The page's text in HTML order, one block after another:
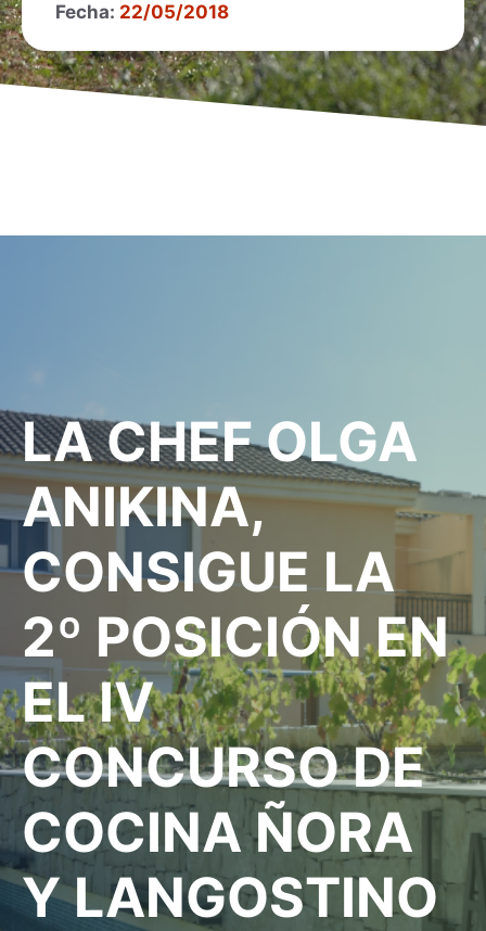
Fecha: 22/05/2018
LA CHEF OLGA
ANIKINA,
CONSIGUE LA
2º POSICIÓN EN
EL IV
CONCURSO DE
COCINA ÑORA
Y LANGOSTINO